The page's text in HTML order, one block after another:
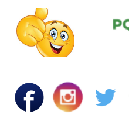
Código de Integridad
Gestión del Talento Humano
Transparencia
Participa